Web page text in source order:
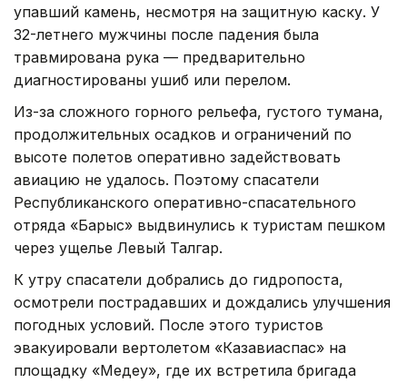
упавший камень, несмотря на защитную каску. У
32-летнего мужчины после падения была
травмирована рука — предварительно
диагностированы ушиб или перелом.
Из-за сложного горного рельефа, густого тумана,
продолжительных осадков и ограничений по
высоте полетов оперативно задействовать
авиацию не удалось. Поэтому спасатели
Республиканского оперативно-спасательного
отряда «Барыс» выдвинулись к туристам пешком
через ущелье Левый Талгар.
К утру спасатели добрались до гидропоста,
осмотрели пострадавших и дождались улучшения
погодных условий. После этого туристов
эвакуировали вертолетом «Казавиаспас» на
площадку «Медеу», где их встретила бригада